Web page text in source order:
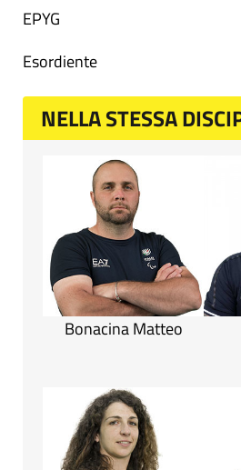
EPYG
Esordiente
NELLA STESSA
Bonacina Matteo